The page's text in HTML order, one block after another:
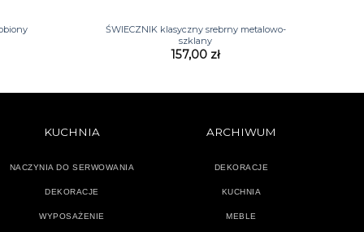
ŚWIECZNIK klasyczny srebrny metalowo-
szklany
157,00 zł
KUCHNIA
NACZYNIA DO SERWOWANIA
DEKORACJE
WYPOSAŻENIE
ARCHIWUM
DEKORACJE
KUCHNIA
MEBLE